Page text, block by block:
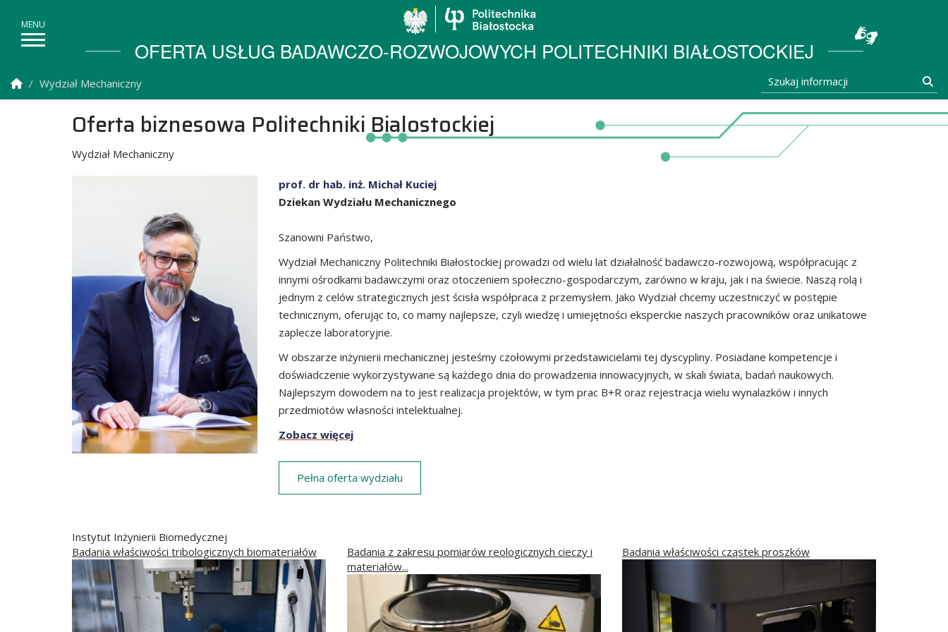
OFERTA USŁUG BADAWCZO-ROZWOJOWYCH POLITECHNIKI BIAŁOSTOCKIEJ
Strona Główna
Wydział Mechaniczny Szukaj informacji
Oferta biznesowa Politechniki Bialostockiej
Wydział Mechaniczny
prof. dr hab. inż. Michał Kuciej
Dziekan Wydziału Mechanicznego
Szanowni Państwo,
Wydział Mechaniczny Politechniki Białostockiej prowadzi od wielu lat działalność badawczo-rozwojową, współpracując z
innymi ośrodkami badawczymi oraz otoczeniem społeczno-gospodarczym, zarówno w kraju, jak i na świecie. Naszą rolą i
jednym z celów strategicznych jest ścisła współpraca z przemysłem. Jako Wydział chcemy uczestniczyć w postępie
technicznym, oferując to, co mamy najlepsze, czyli wiedzę i umiejętności eksperckie naszych pracowników oraz unikatowe
zaplecze laboratoryjne.
W obszarze inżynierii mechanicznej jesteśmy czołowymi przedstawicielami tej dyscypliny. Posiadane kompetencje i
doświadczenie wykorzystywane są każdego dnia do prowadzenia innowacyjnych, w skali świata, badań naukowych.
Najlepszym dowodem na to jest realizacja projektów, w tym prac B+R oraz rejestracja wielu wynalazków i innych
przedmiotów własności intelektualnej.
Zobacz więcej
Pełna oferta wydziału
Instytut Inżynierii Biomedycznej
Badania właściwości tribologicznych biomateriałów
Badania z zakresu pomiarów reologicznych cieczy i
materiałów...
Badania właściwości cząstek proszków